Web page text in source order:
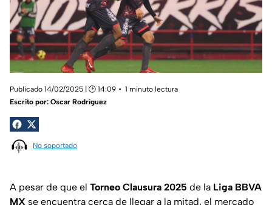
Publicado 14/02/2025 | 🕑 14:09
1 minuto lectura
Escrito por: Oscar Rodríguez
No soportado
A pesar de que el Torneo Clausura 2025 de la Liga BBVA
MX se encuentra cerca de llegar a la mitad, el mercado